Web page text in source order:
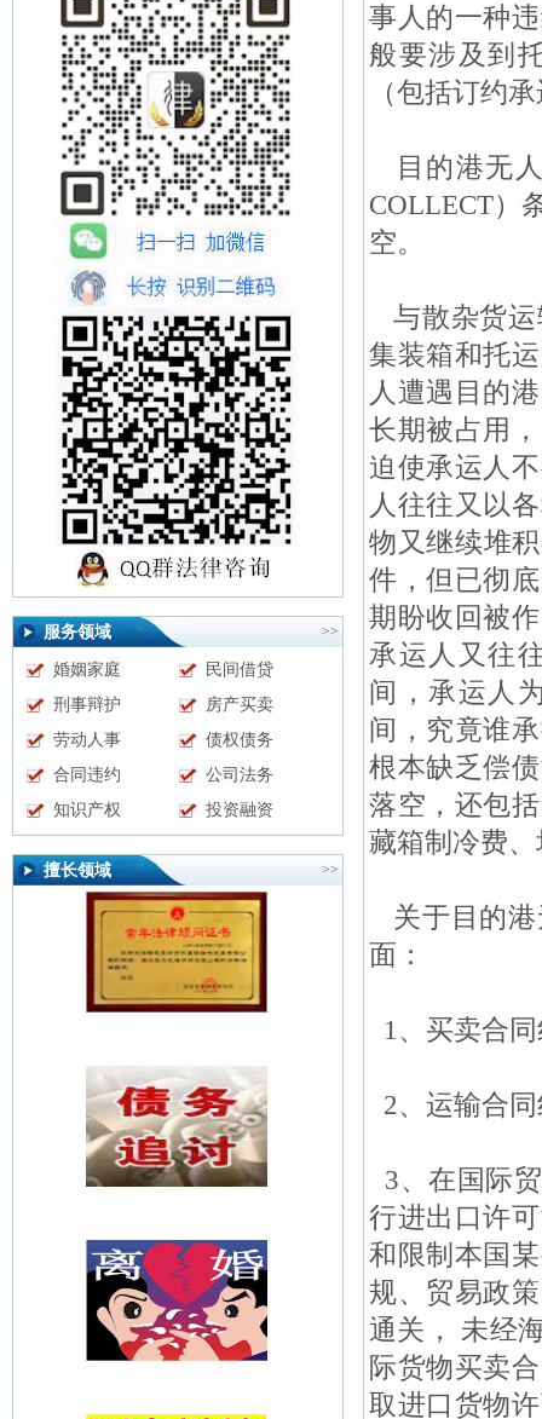
服务领域 >>
婚姻家庭
民间借贷
刑事辩护
房产买卖
劳动人事
债权债务
合同违约
公司法务
知识产权
投资融资
擅长领域 >>
事人的一种
般要涉及到
（包括订约
目的港无人
COLLECT）
空。
与散杂货运
集装箱和托
人遭遇目的
长期被占用
迫使承运人
人往往又以
物又继续堆
件，但已彻
期盼收回被
承运人又往
间，承运人
间，究竟谁
根本缺乏偿
落空，还包
藏箱制冷费
关于目的港
面：
1、买卖合
2、运输合
3、在国际
行进出口许
和限制本国
规、贸易政
通关， 未经
际货物买卖
取进口货物